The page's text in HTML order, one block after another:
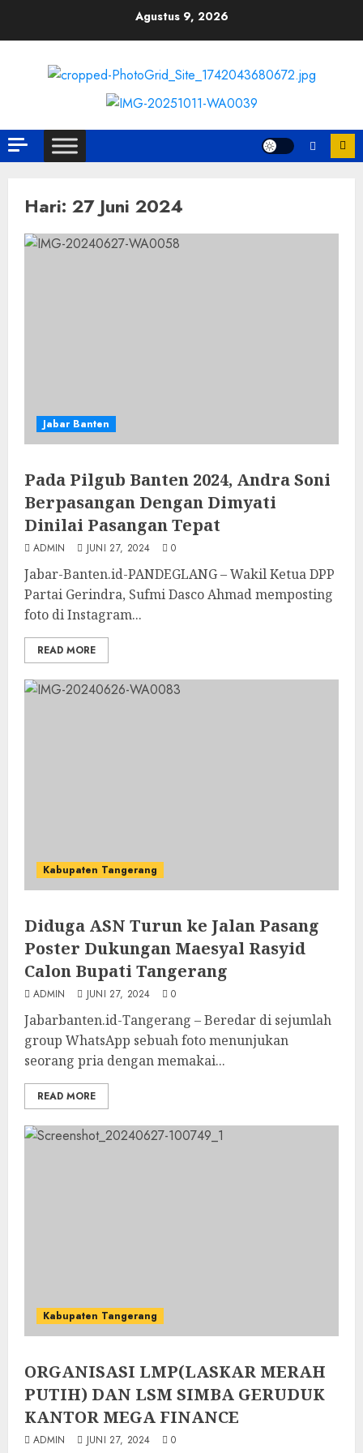
Agustus 9, 2026
Hari: 27 Juni 2024
Jabar Banten
Pada Pilgub Banten 2024, Andra Soni
Berpasangan Dengan Dimyati
Dinilai Pasangan Tepat
ADMIN JUNI 27, 2024 0
Jabar-Banten.id-PANDEGLANG – Wakil Ketua DPP
Partai Gerindra, Sufmi Dasco Ahmad memposting
foto di Instagram...
READ MORE
Kabupaten Tangerang
Diduga ASN Turun ke Jalan Pasang
Poster Dukungan Maesyal Rasyid
Calon Bupati Tangerang
ADMIN JUNI 27, 2024 0
Jabarbanten.id-Tangerang – Beredar di sejumlah
group WhatsApp sebuah foto menunjukan
seorang pria dengan memakai...
READ MORE
Kabupaten Tangerang
ORGANISASI LMP(LASKAR MERAH
PUTIH) DAN LSM SIMBA GERUDUK
KANTOR MEGA FINANCE
ADMIN JUNI 27, 2024 0